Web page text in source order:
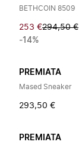
BETHCOIN 8509
253 €294,50 €
-14%
PREMIATA
Mased Sneaker
293,50 €
PREMIATA